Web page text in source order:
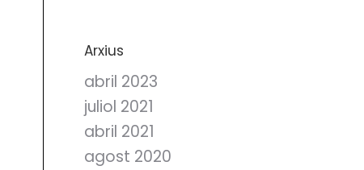
Arxius
abril 2023
juliol 2021
abril 2021
agost 2020